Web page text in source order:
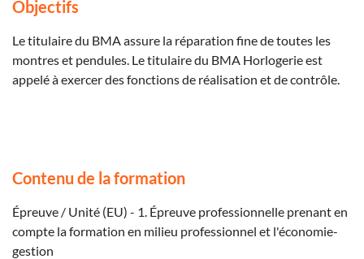
Objectifs
Le titulaire du BMA assure la réparation fine de toutes les
montres et pendules. Le titulaire du BMA Horlogerie est
appelé à exercer des fonctions de réalisation et de contrôle.
Contenu de la formation
Épreuve / Unité (EU) - 1. Épreuve professionnelle prenant en
compte la formation en milieu professionnel et l'économie-
gestion